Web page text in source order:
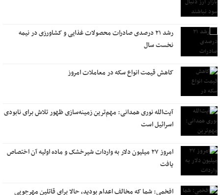
رشد ۲۱ درصدی صادرات محصولات غذایی و کشاورزی در نیمه
نخست سال
کاهش قیمت انواع سکه در معاملات امروز
آیت‌الله نوری همدانی: مهم‌ترین زمینه‌سازی ظهور تلاش برای نابودی
اسرائیل است
امروز ۲۷ میلیون دلار‌ به واردات شیرخشک و ماده اولیه آن اختصاص
یافت
افخمی: شما که مخالف اعدام بودید، حالا برای قاتلین مهرجویی